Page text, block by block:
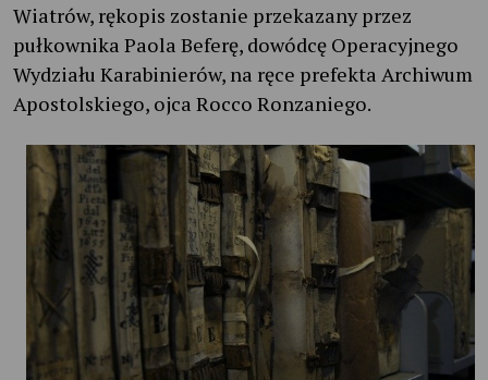
Wiatrów, rękopis zostanie przekazany przez
pułkownika Paola Beferę, dowódcę Operacyjnego
Wydziału Karabinierów, na ręce prefekta Archiwum
Apostolskiego, ojca Rocco Ronzaniego.